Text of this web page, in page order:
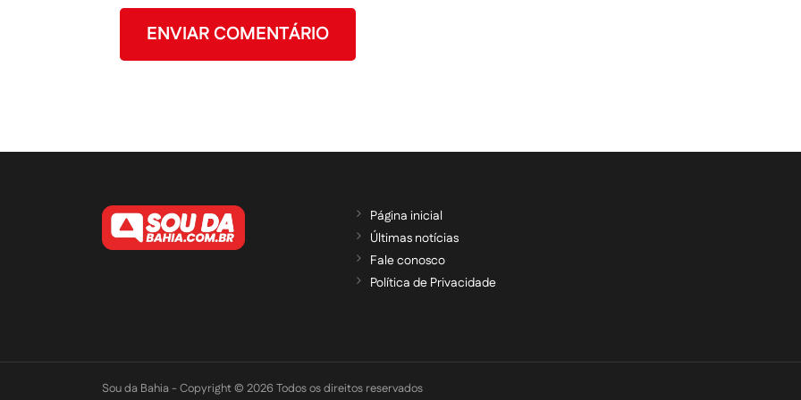
Página inicial
Últimas notícias
Fale conosco
Política de Privacidade
Sou da Bahia - Copyright © 2026 Todos os direitos reservados